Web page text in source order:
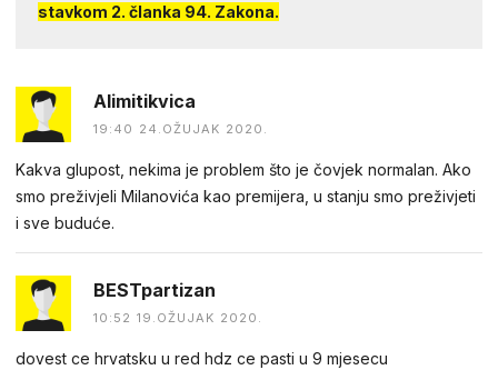
stavkom 2. članka 94. Zakona.
Alimitikvica
19:40 24.OŽUJAK 2020.
Kakva glupost, nekima je problem što je čovjek normalan. Ako
smo preživjeli Milanovića kao premijera, u stanju smo preživjeti
i sve buduće.
BESTpartizan
10:52 19.OŽUJAK 2020.
dovest ce hrvatsku u red hdz ce pasti u 9 mjesecu